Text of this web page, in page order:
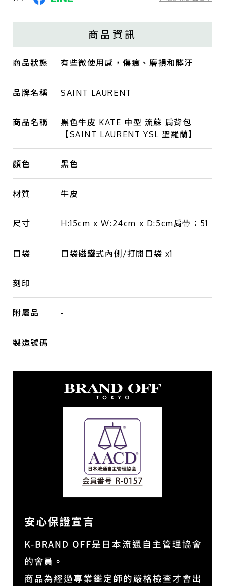
商品資訊
商品狀態 有些微使用感，傷痕、磨損和髒汙
品牌名稱 SAINT LAURENT
商品名稱
黑色牛皮 KATE 中型 流蘇 肩背包
【SAINT LAURENT YSL 聖羅蘭】
顏色 黑色
材質 牛皮
尺寸 H:15cm x W:24cm x D:5cm肩带：51
口袋 口袋磁鐵式內側/打開口袋 x1
刻印
附屬品 -
製造號碼